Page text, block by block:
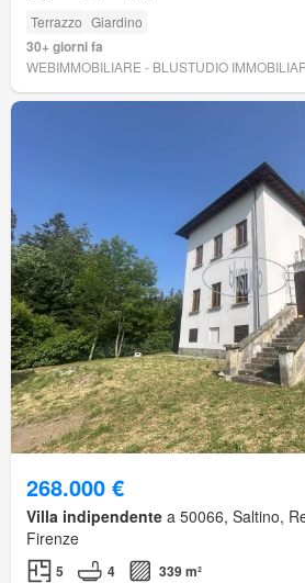
Terrazzo Giardino
30+ giorni fa
WEBIMMOBILIARE - BLUSTUDIO
268.000 €
Villa indipendente a 50066, Saltino,
Firenze
5 4 339 m²